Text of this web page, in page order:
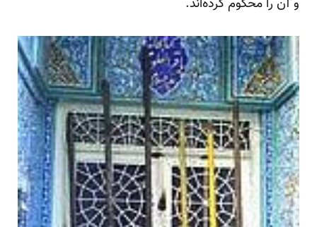
و آن را محکوم کرده‌اند.